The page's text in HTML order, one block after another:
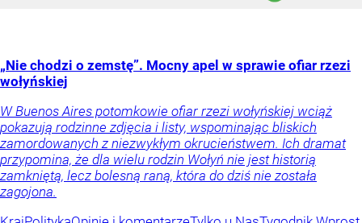
„Nie chodzi o zemstę”. Mocny apel w sprawie ofiar rzezi
wołyńskiej
W Buenos Aires potomkowie ofiar rzezi wołyńskiej wciąż
pokazują rodzinne zdjęcia i listy, wspominając bliskich
zamordowanych z niezwykłym okrucieństwem. Ich dramat
przypomina, że dla wielu rodzin Wołyń nie jest historią
zamkniętą, lecz bolesną raną, która do dziś nie została
zagojona.